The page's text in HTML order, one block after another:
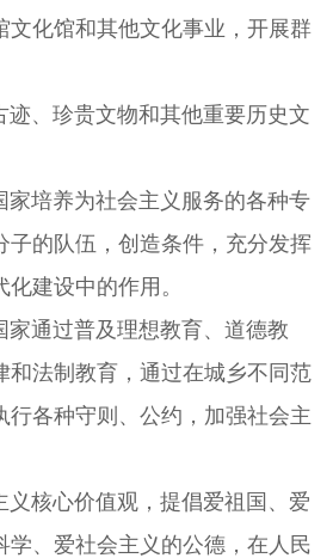
文化馆和其他文化事业，开展群
、珍贵文物和其他重要历史文
培养为社会主义服务的各种专
子的队伍，创造条件，充分发挥
建设中的作用。
通过普及理想教育、道德教
和法制教育，通过在城乡不同范
行各种守则、公约，加强社会主
核心价值观，提倡爱祖国、爱
学、爱社会主义的公德，在人民